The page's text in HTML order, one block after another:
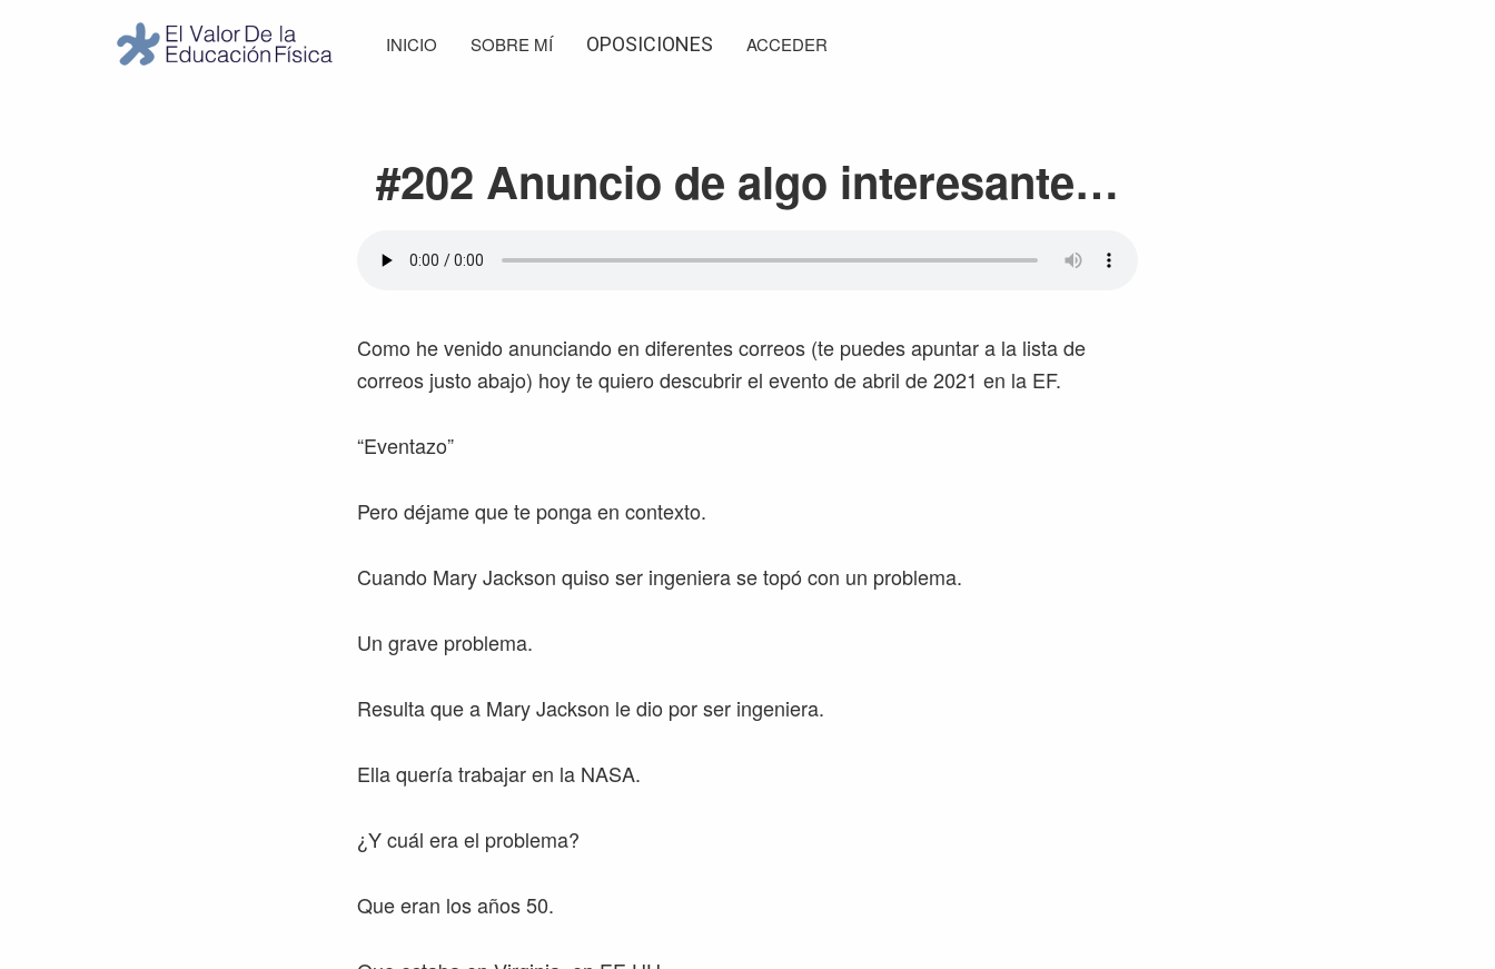
INICIO SOBRE MÍ OPOSICIONES ACCEDER
#202 Anuncio de algo interesante…
Como he venido anunciando en diferentes correos (te puedes apuntar a la lista de
correos justo abajo) hoy te quiero descubrir el evento de abril de 2021 en la EF.
“Eventazo”
Pero déjame que te ponga en contexto.
Cuando Mary Jackson quiso ser ingeniera se topó con un problema.
Un grave problema.
Resulta que a Mary Jackson le dio por ser ingeniera.
Ella quería trabajar en la NASA.
¿Y cuál era el problema?
Que eran los años 50.